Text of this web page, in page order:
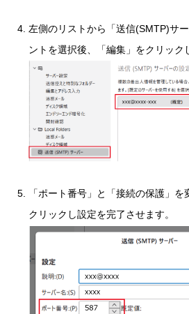
左側のリストから「送信(SMTP)サ
ントを選択後、「編集」をクリック
「ポート番号」と「接続の保護」
クリックし設定を完了させます。